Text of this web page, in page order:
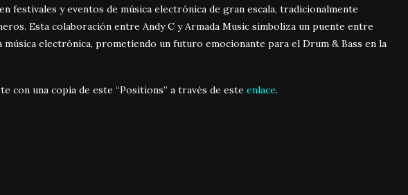
festivales y eventos de música electrónica de gran escala, tradicionalmente
Esta colaboración entre Andy C y Armada Music simboliza un puente entre
música electrónica, prometiendo un futuro emocionante para el Drum & Bass en la
con una copia de este “Positions” a través de este enlace.